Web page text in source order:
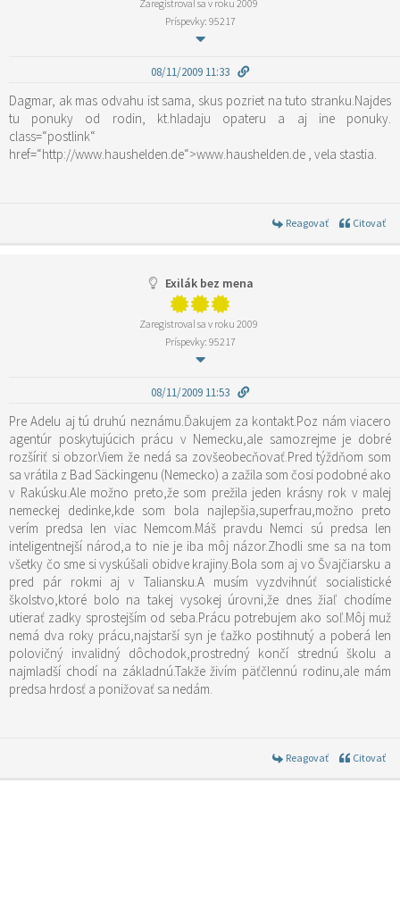
Zaregistroval sa v roku 2009
Príspevky: 95217
08/11/2009 11:33
Dagmar, ak mas odvahu ist sama, skus pozriet na tuto stranku.Najdes
tu ponuky od rodin, kt.hladaju opateru a aj ine ponuky.
class=“postlink“
href=“http://www.haushelden.de“>www.haushelden.de , vela stastia.
Reagovať Citovať
Exilák bez mena
Zaregistroval sa v roku 2009
Príspevky: 95217
08/11/2009 11:53
Pre Adelu aj tú druhú neznámu.Ďakujem za kontakt.Poz nám viacero
agentúr poskytujúcich prácu v Nemecku,ale samozrejme je dobré
rozšíriť si obzor.Viem že nedá sa zovšeobecňovať.Pred týždňom som
sa vrátila z Bad Säckingenu (Nemecko) a zažila som čosi podobné ako
v Rakúsku.Ale možno preto,že som prežila jeden krásny rok v malej
nemeckej dedinke,kde som bola najlepšia,superfrau,možno preto
verím predsa len viac Nemcom.Máš pravdu Nemci sú predsa len
inteligentnejší národ,a to nie je iba môj názor.Zhodli sme sa na tom
všetky čo sme si vyskúšali obidve krajiny.Bola som aj vo Švajčiarsku a
pred pár rokmi aj v Taliansku.A musím vyzdvihnúť socialistické
školstvo,ktoré bolo na takej vysokej úrovni,že dnes žiaľ chodíme
utierať zadky sprostejším od seba.Prácu potrebujem ako soľ.Môj muž
nemá dva roky prácu,najstarší syn je ťažko postihnutý a poberá len
polovičný invalidný dôchodok,prostredný končí strednú školu a
najmladší chodí na základnú.Takže živím päťčlennú rodinu,ale mám
predsa hrdosť a ponižovať sa nedám.
Reagovať Citovať